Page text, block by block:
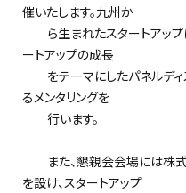
催いたします。九州か
ら生まれたスタートアップ
ートアップの成長
をテーマにしたパネルディ
るメンタリングを
行います。
また、懇親会会場には株式
を設け、スタートアップ